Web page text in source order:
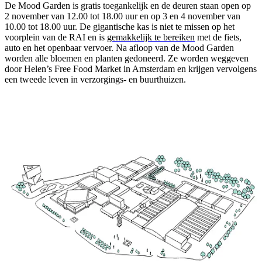
De Mood Garden is gratis toegankelijk en de deuren staan open op
2 november van 12.00 tot 18.00 uur en op 3 en 4 november van
10.00 tot 18.00 uur. De gigantische kas is niet te missen op het
voorplein van de RAI en is gemakkelijk te bereiken met de fiets,
auto en het openbaar vervoer. Na afloop van de Mood Garden
worden alle bloemen en planten gedoneerd. Ze worden weggeven
door Helen’s Free Food Market in Amsterdam en krijgen vervolgens
een tweede leven in verzorgings- en buurthuizen.